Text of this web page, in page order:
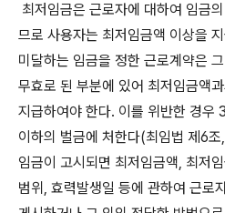
최저임금은 근로자에 대하여 임금
므로 사용자는 최저임금액 이상을
미달하는 임금을 정한 근로계약은
무효로 된 부분에 있어 최저임금액
지급하여야 한다. 이를 위반한 경우 3
이하의 벌금에 처한다(최임법 제 6조
임금이 고시되면 최저임금액, 최저
범위 , 효력발생일 등에 관하여 근로